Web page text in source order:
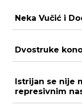
Neka Vučić i
Dvostruke
Istrijan se nije
represivnim